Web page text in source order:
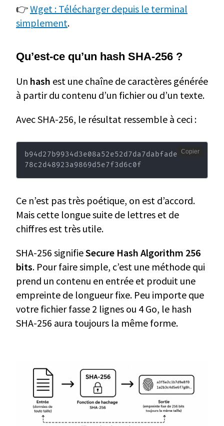
👉Wget : Télécharger depuis le terminal
simplement.
Qu’est-ce qu’un hash SHA-256 ?
Un hash est une chaîne de caractères générée
à partir du contenu d’un fichier ou d’un texte.
Avec SHA-256, le résultat ressemble à ceci :
b94d27b9934d3e08a52e52d7da7dabfade0f3f
78c2d48923a9869d5e7f3d6c0f
Copier
Ce n’est pas très poétique, on est d’accord.
Mais cette longue suite de lettres et de
chiffres est très utile.
SHA-256 signifieSecure Hash Algorithm 256
bits. Pour faire simple, c’est une méthode qui
prend un contenu en entrée et produit une
empreinte de longueur fixe. Peu importe que
votre fichier fasse 2 lignes ou 4 Go, le hash
SHA-256 aura toujours la même forme.